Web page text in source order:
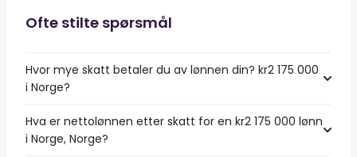
Ofte stilte spørsmål
Hvor mye skatt betaler du av lønnen din? kr2 175 000
i Norge?
Hva er nettolønnen etter skatt for en kr2 175 000 lønn
i Norge, Norge?